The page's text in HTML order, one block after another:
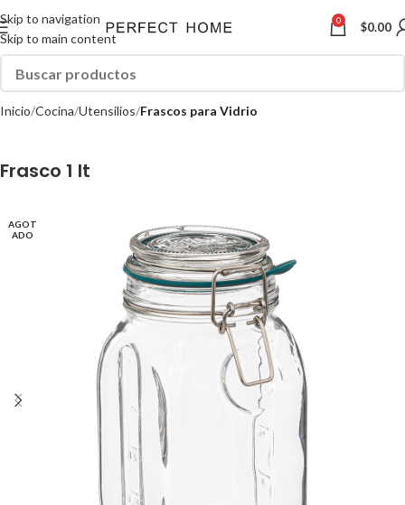
Skip to navigation
Skip to main content
0 $0.00
Inicio Cocina Utensilios Frascos para Vidrio
Frasco 1 lt
AGOT
ADO